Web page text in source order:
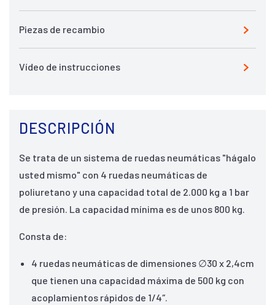
Piezas de recambio
Vídeo de instrucciones
DESCRIPCIÓN
Se trata de un sistema de ruedas neumáticas "hágalo
usted mismo" con 4 ruedas neumáticas de
poliuretano y una capacidad total de 2.000 kg a 1 bar
de presión. La capacidad mínima es de unos 800 kg.
Consta de:
4 ruedas neumáticas de dimensiones ∅30 x 2,4cm
que tienen una capacidad máxima de 500 kg con
acoplamientos rápidos de 1/4″.